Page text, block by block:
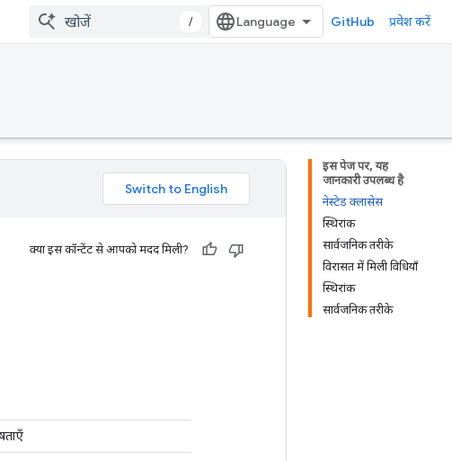
/ GitHub प्रवेश करें
इस पेज पर, यह
जानकारी उपलब्ध है
नेस्टेड क्लासेस
स्थिरांक
सार्वजनिक तरीके
विरासत में मिली विधियाँ
स्थिरांक
सार्वजनिक तरीके
क्या इस कॉन्टेंट से आपको मदद मिली?